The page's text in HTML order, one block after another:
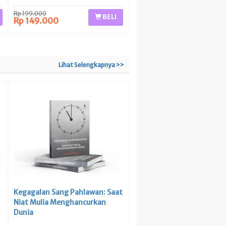
Rp 199.000
Rp 149.000 BELI
Lihat Selengkapnya >>
Kegagalan Sang Pahlawan: Saat
Niat Mulia Menghancurkan
Dunia